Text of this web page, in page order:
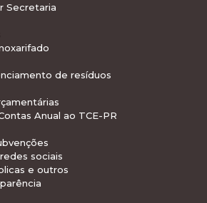
Secretaria
de resíduos
Anual ao TCE-PR
sociais
e outros